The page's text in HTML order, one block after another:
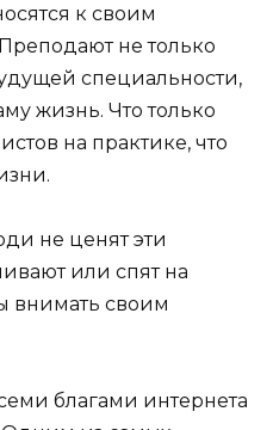
к своим
не только
специальности,
жизнь. Что только
на практике, что
не ценят эти
или спят на
внимать своим
благами интернета